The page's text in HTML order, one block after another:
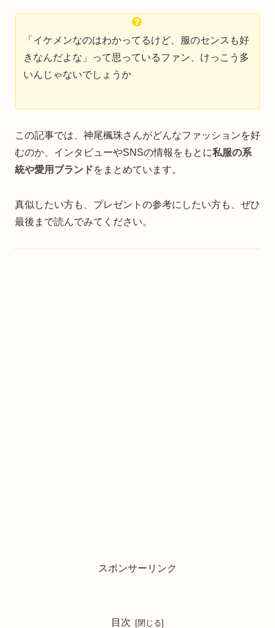
「イケメンなのはわかってるけど、服のセンスも好
きなんだよな」って思っているファン、けっこう多
いんじゃないでしょうか
この記事では、神尾楓珠さんがどんなファッションを好
むのか、インタビューやSNSの情報をもとに私服の系
統や愛用ブランドをまとめています。
真似したい方も、プレゼントの参考にしたい方も、ぜひ
最後まで読んでみてください。
スポンサーリンク
目次